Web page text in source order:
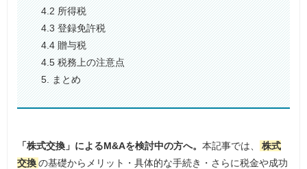
4.2 所得税
4.3 登録免許税
4.4 贈与税
4.5 税務上の注意点
5. まとめ
「株式交換」によるM&Aを検討中の方へ。本記事では、
株式
交換の基礎からメリット・具体的な手続き・さらに税金や成功